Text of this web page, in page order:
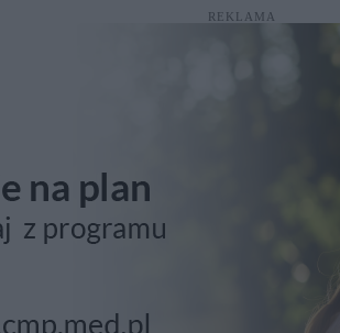
REKLAMA